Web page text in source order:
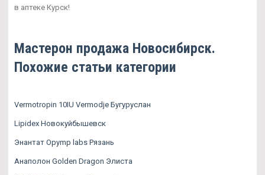
в аптеке Курск!
Мастерон продажа Новосибирск.
Похожие статьи категории
Vermotropin 10IU Vermodje Бугуруслан
Lipidex Новокуйбышевск
Энантат Opymp labs Рязань
Анаполон Golden Dragon Элиста